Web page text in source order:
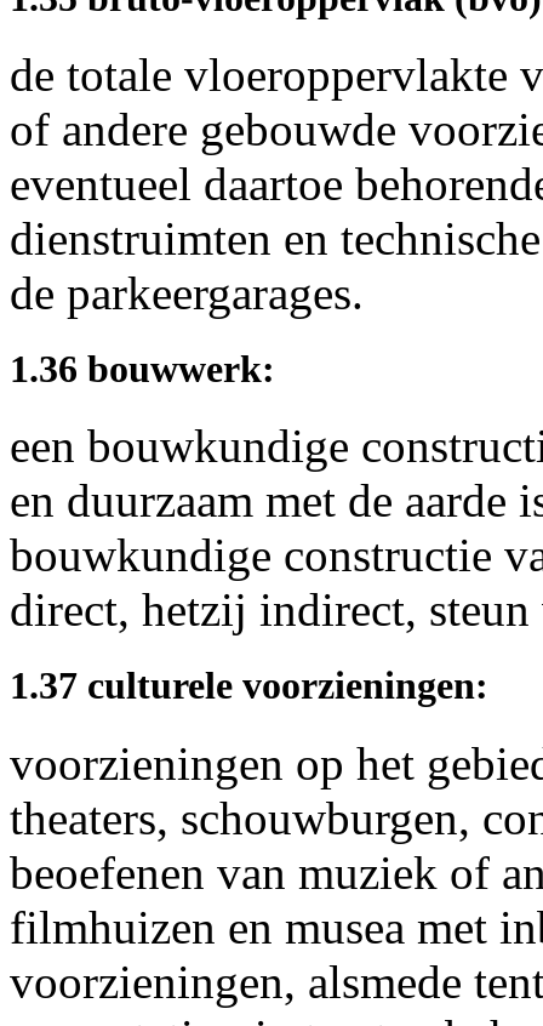
de totale vloeroppervlakte
of andere gebouwde
eventueel daartoe
dienstruimten en
de parkeergarages.
1.36 bouwwerk:
een bouwkundige
en duurzaam met de aarde
bouwkundige constructie
direct, hetzij indirect,
1.37 culturele voorzieningen:
voorzieningen op het
theaters, schouwburgen,
beoefenen van muziek of
filmhuizen en musea met
voorzieningen, alsmede